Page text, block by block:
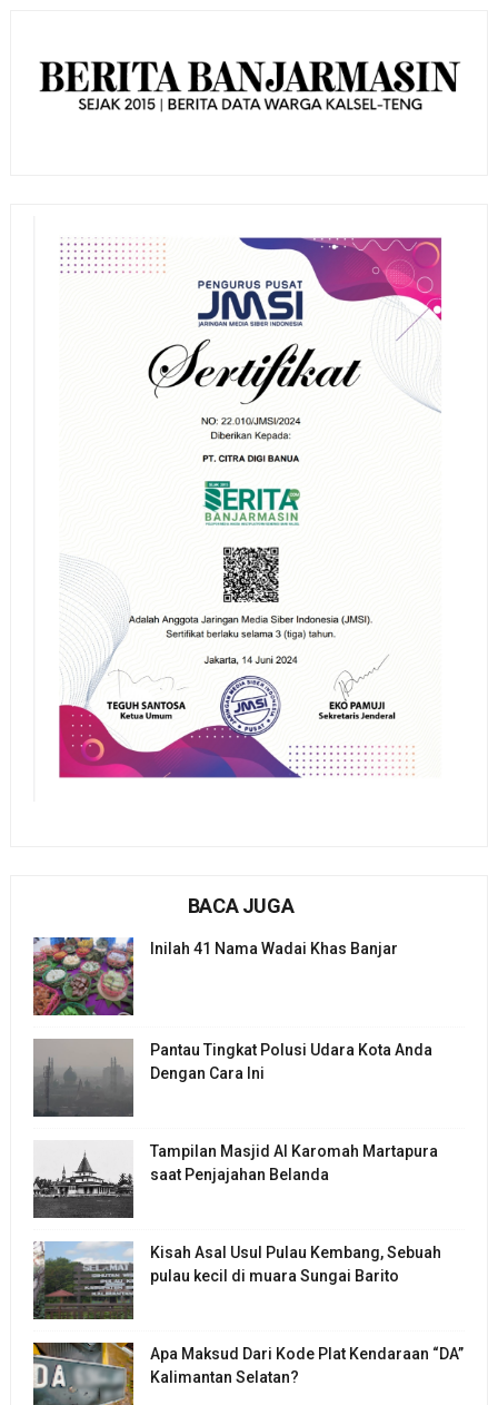
BACA JUGA
Inilah 41 Nama Wadai Khas Banjar
Pantau Tingkat Polusi Udara Kota Anda
Dengan Cara Ini
Tampilan Masjid Al Karomah Martapura
saat Penjajahan Belanda
Kisah Asal Usul Pulau Kembang, Sebuah
pulau kecil di muara Sungai Barito
Apa Maksud Dari Kode Plat Kendaraan “DA”
Kalimantan Selatan?